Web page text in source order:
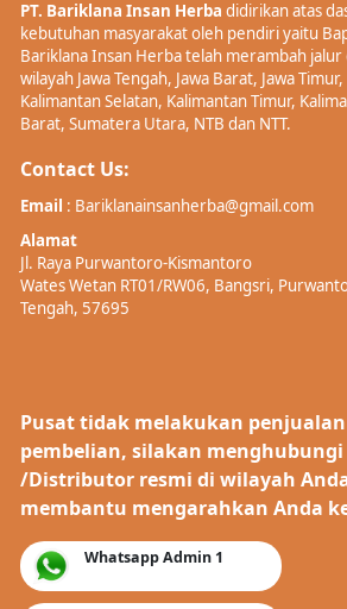
PT. Bariklana Insan Herba didirikan atas
kebutuhan masyarakat oleh pendiri yaitu
Bariklana Insan Herba telah merambah
wilayah Jawa Tengah, Jawa Barat, Jawa
Kalimantan Selatan, Kalimantan Timur,
Barat, Sumatera Utara, NTB dan NTT.
Contact Us:
Email : Bariklanainsanherba@gmail.com
Alamat
Jl. Raya Purwantoro-Kismantoro
Wates Wetan RT01/RW06, Bangsri,
Tengah, 57695
Pusat tidak melakukan
pembelian, silakan menghubungi
/Distributor resmi di wilayah
membantu mengarahkan Anda
Whatsapp Admin 1